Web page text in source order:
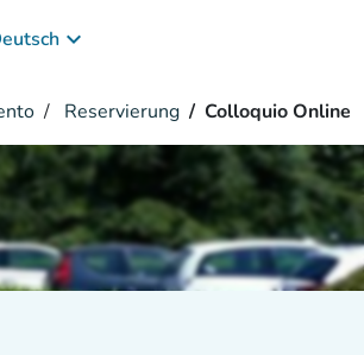
keyboard_arrow_down
Reservierung Colloquio Online